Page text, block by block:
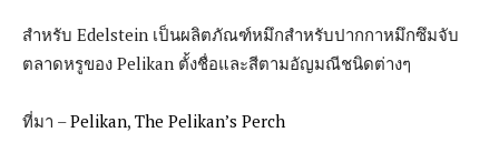
สำหรับ Edelstein เป็นผลิตภัณฑ์หมึกสำหรับปากกาหมึกซึมจับ
ตลาดหรูของ Pelikan ตั้งชื่อและสีตามอัญมณีชนิดต่างๆ
ที่มา –Pelikan, The Pelikan’s Perch